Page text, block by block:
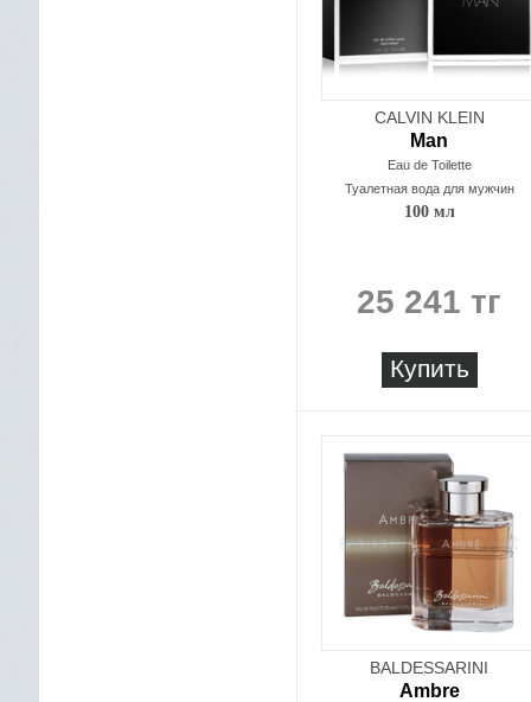
CALVIN KLEIN
Man
Eau de Toilette
Туалетная вода для мужчин
100 мл
25 241 тг
Купить
BALDESSARINI
Ambre